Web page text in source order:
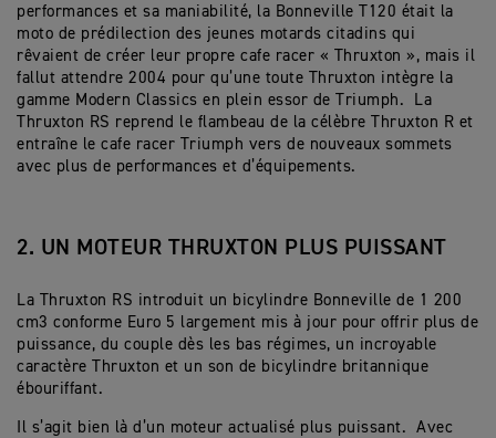
performances et sa maniabilité, la Bonneville T120 était la
moto de prédilection des jeunes motards citadins qui
rêvaient de créer leur propre cafe racer « Thruxton », mais il
fallut attendre 2004 pour qu’une toute Thruxton intègre la
gamme Modern Classics en plein essor de Triumph. La
Thruxton RS reprend le flambeau de la célèbre Thruxton R et
entraîne le cafe racer Triumph vers de nouveaux sommets
avec plus de performances et d’équipements.
2. UN MOTEUR THRUXTON PLUS PUISSANT
La Thruxton RS introduit un bicylindre Bonneville de 1 200
cm3 conforme Euro 5 largement mis à jour pour offrir plus de
puissance, du couple dès les bas régimes, un incroyable
caractère Thruxton et un son de bicylindre britannique
ébouriffant.
Il s’agit bien là d’un moteur actualisé plus puissant. Avec